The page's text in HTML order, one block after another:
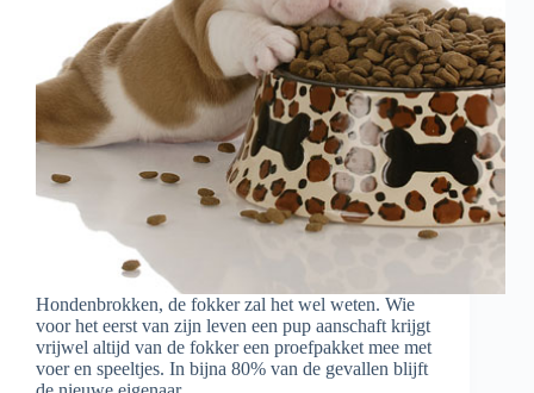
Hondenbrokken, de fokker zal het wel weten. Wie
voor het eerst van zijn leven een pup aanschaft krijgt
vrijwel altijd van de fokker een proefpakket mee met
voer en speeltjes. In bijna 80% van de gevallen blijft